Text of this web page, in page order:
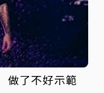
做了不好示範